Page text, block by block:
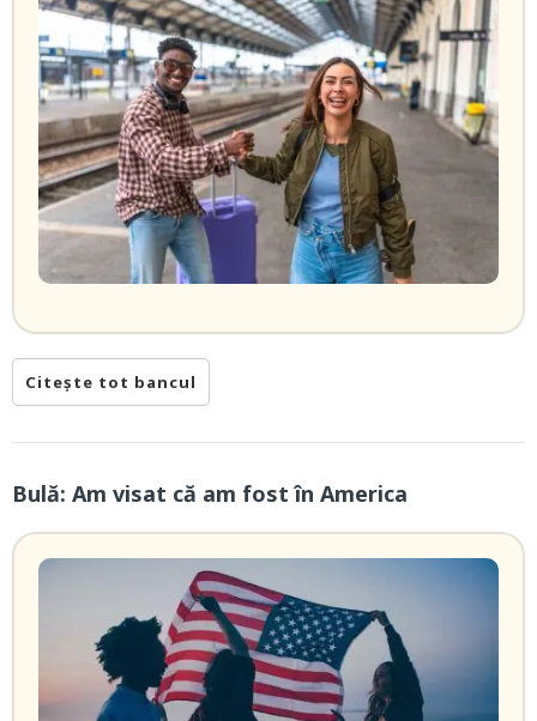
Citește tot bancul
Bulă: Am visat că am fost în America